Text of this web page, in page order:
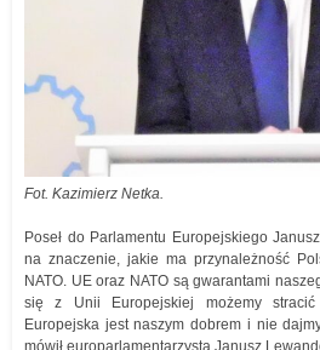
Fot. Kazimierz Netka.
Poseł do Parlamentu Europejskiego
na znaczenie, jakie ma przynależność
NATO. UE oraz NATO są gwarantami
się z Unii Europejskiej możemy stracić
Europejska jest naszym dobrem i nie
mówił europarlamentarzysta Janusz